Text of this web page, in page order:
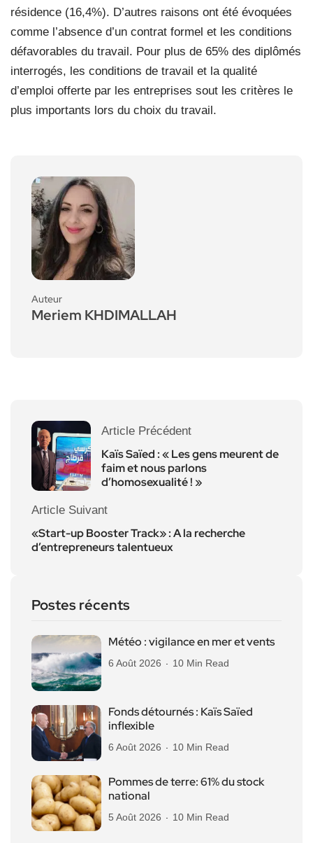
résidence (16,4%). D’autres raisons ont été évoquées
comme l’absence d’un contrat formel et les conditions
défavorables du travail. Pour plus de 65% des diplômés
interrogés, les conditions de travail et la qualité
d’emploi offerte par les entreprises sout les critères le
plus importants lors du choix du travail.
Auteur
Meriem KHDIMALLAH
Article Précédent
Kaïs Saïed : « Les gens meurent de
faim et nous parlons
d’homosexualité ! »
Article Suivant
«Start-up Booster Track» : A la recherche
d’entrepreneurs talentueux
Postes récents
Météo : vigilance en mer et vents
6 Août 2026 10 Min Read
Fonds détournés : Kaïs Saïed
inflexible
6 Août 2026 10 Min Read
Pommes de terre: 61% du stock
national
5 Août 2026 10 Min Read